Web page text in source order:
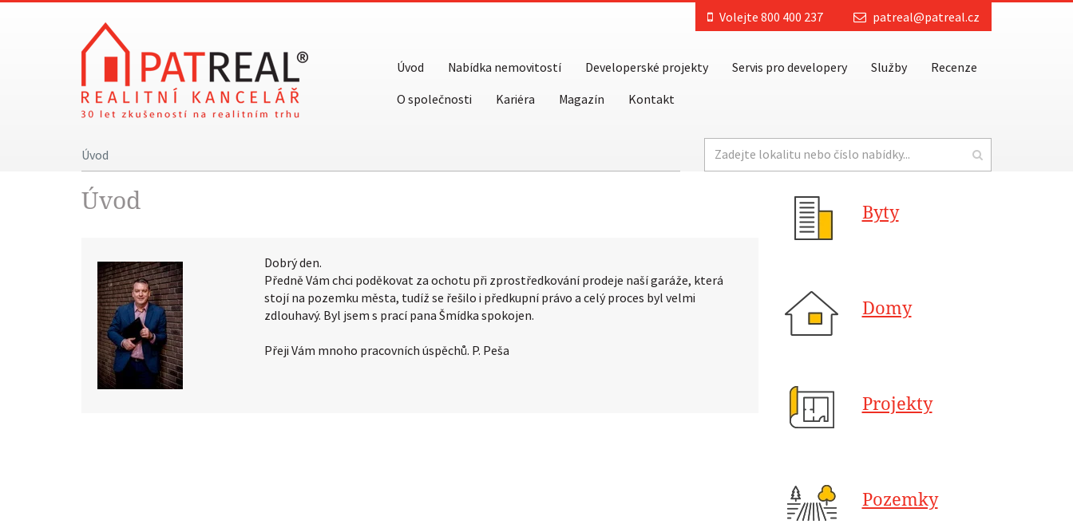
Volejte 800 400 237 patreal@patreal.cz
Úvod Nabídka nemovitostí Developerské projekty Servis pro developery Služby
Recenze
O společnosti
Kariéra Magazín Kontakt
Úvod
Úvod
Dobrý den.
Předně Vám chci poděkovat za ochotu při zprostředkování prodeje naší garáže, která
stojí na pozemku města, tudíž se řešilo i předkupní právo a celý proces byl velmi
zdlouhavý. Byl jsem s prací pana Šmídka spokojen.
Přeji Vám mnoho pracovních úspěchů. P. Peša
Byty
Domy
Projekty
Pozemky